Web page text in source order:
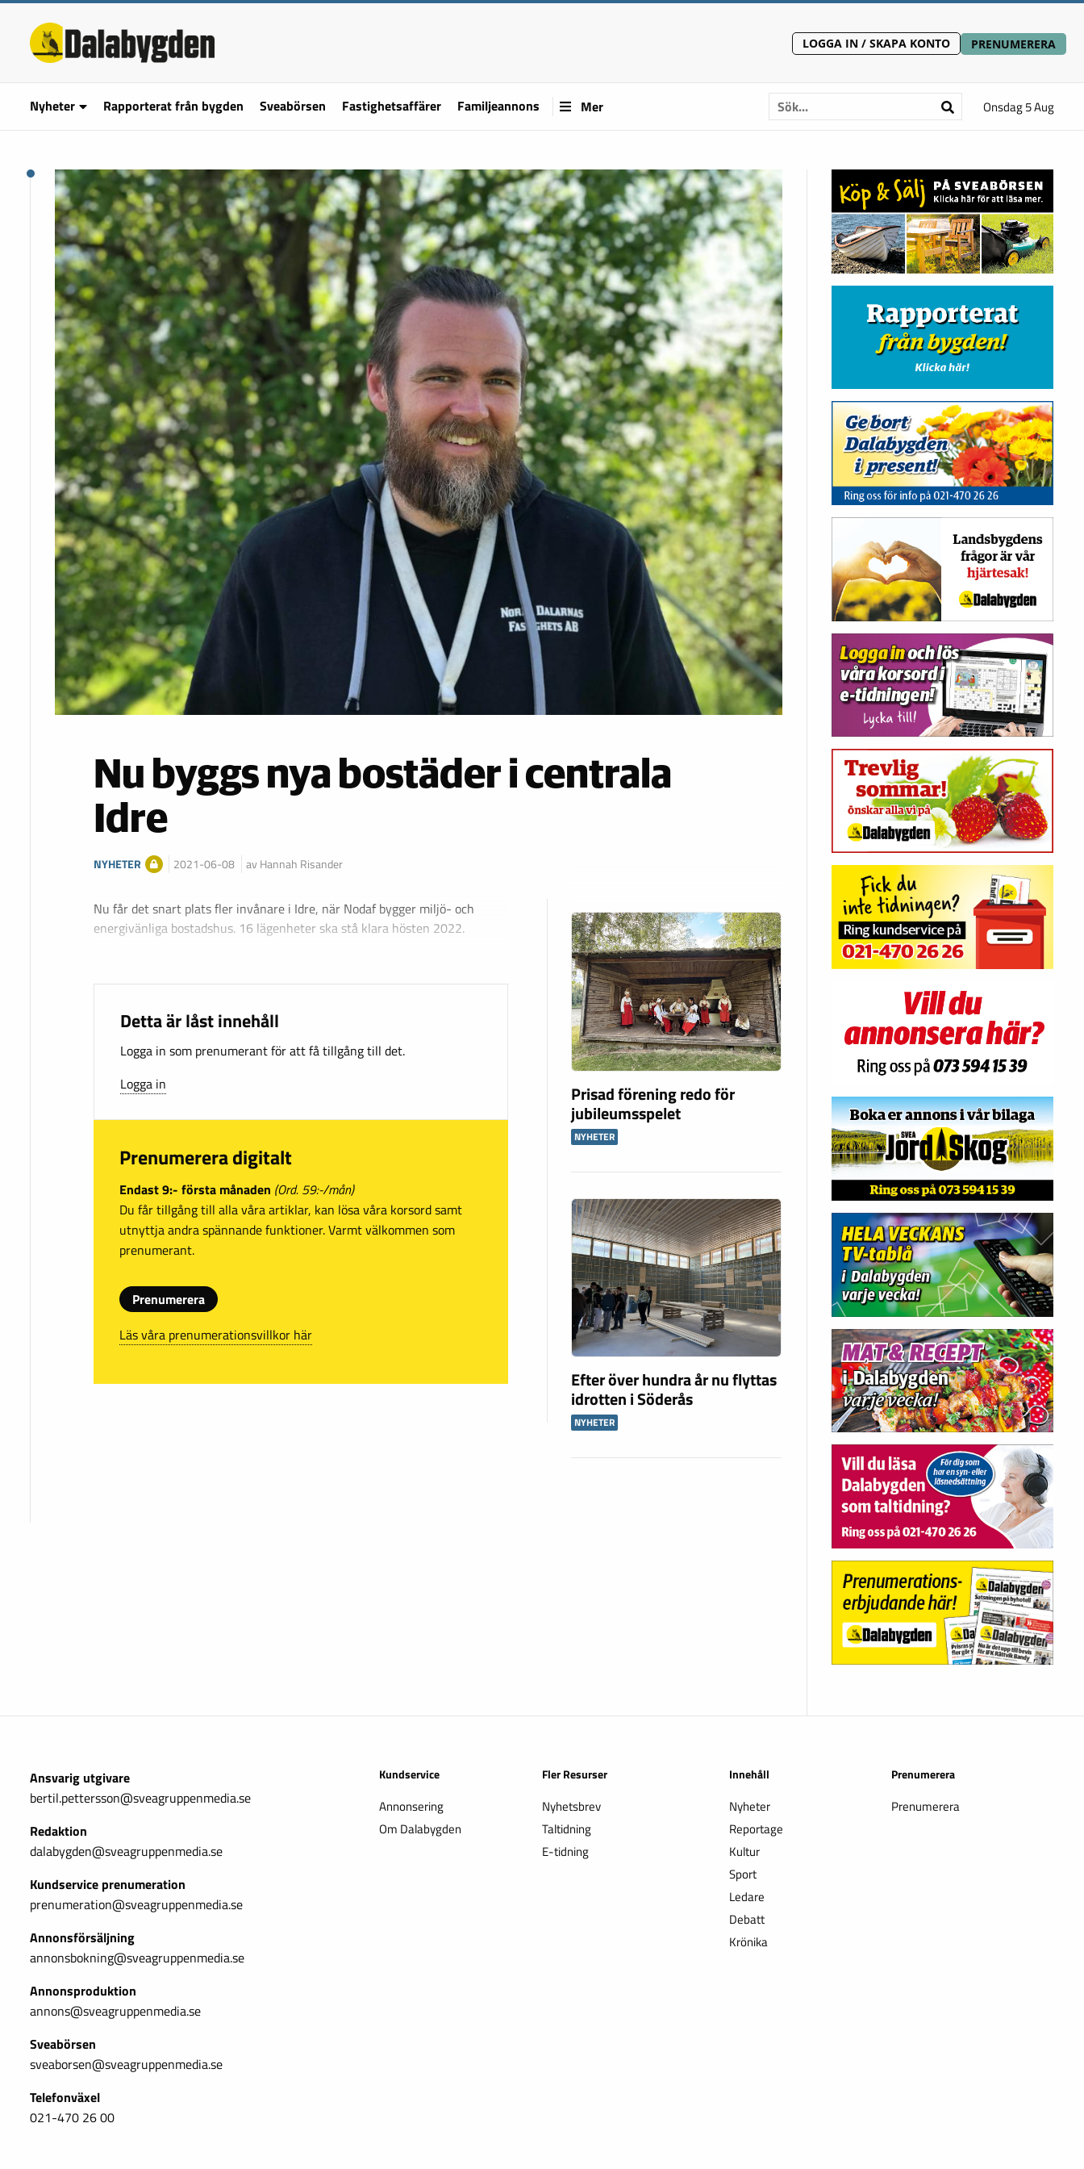
LOGGA IN / SKAPA KONTO PRENUMERERA
Nyheter Rapporterat från bygden Sveabörsen Fastighetsaffärer Familjeannons Mer Onsdag 5 Aug
Nu byggs nya bostäder i centrala
Idre
NYHETER 2021-06-08 av Hannah Risander
Nu får det snart plats fler invånare i Idre, när Nodaf bygger miljö- och
energivänliga bostadshus. 16 lägenheter ska stå klara hösten 2022.
Detta är låst innehåll
Logga in som prenumerant för att få tillgång till det.
Logga in
Prenumerera digitalt
Endast 9:- första månaden (Ord. 59:-/mån)
Du får tillgång till alla våra artiklar, kan lösa våra korsord samt
utnyttja andra spännande funktioner. Varmt välkommen som
prenumerant.
Prenumerera
Läs våra prenumerationsvillkor här
Prisad förening redo för
jubileumsspelet
NYHETER
Efter över hundra år nu flyttas
idrotten i Söderås
NYHETER
Ansvarig utgivare
bertil.pettersson@sveagruppenmedia.se
Redaktion
dalabygden@sveagruppenmedia.se
Kundservice prenumeration
prenumeration@sveagruppenmedia.se
Annonsförsäljning
annonsbokning@sveagruppenmedia.se
Annonsproduktion
annons@sveagruppenmedia.se
Sveabörsen
sveaborsen@sveagruppenmedia.se
Telefonväxel
021-470 26 00
Kundservice
Annonsering
Om Dalabygden
Fler Resurser
Nyhetsbrev
Taltidning
E-tidning
Innehåll
Nyheter
Reportage
Kultur
Sport
Ledare
Debatt
Krönika
Prenumerera
Prenumerera